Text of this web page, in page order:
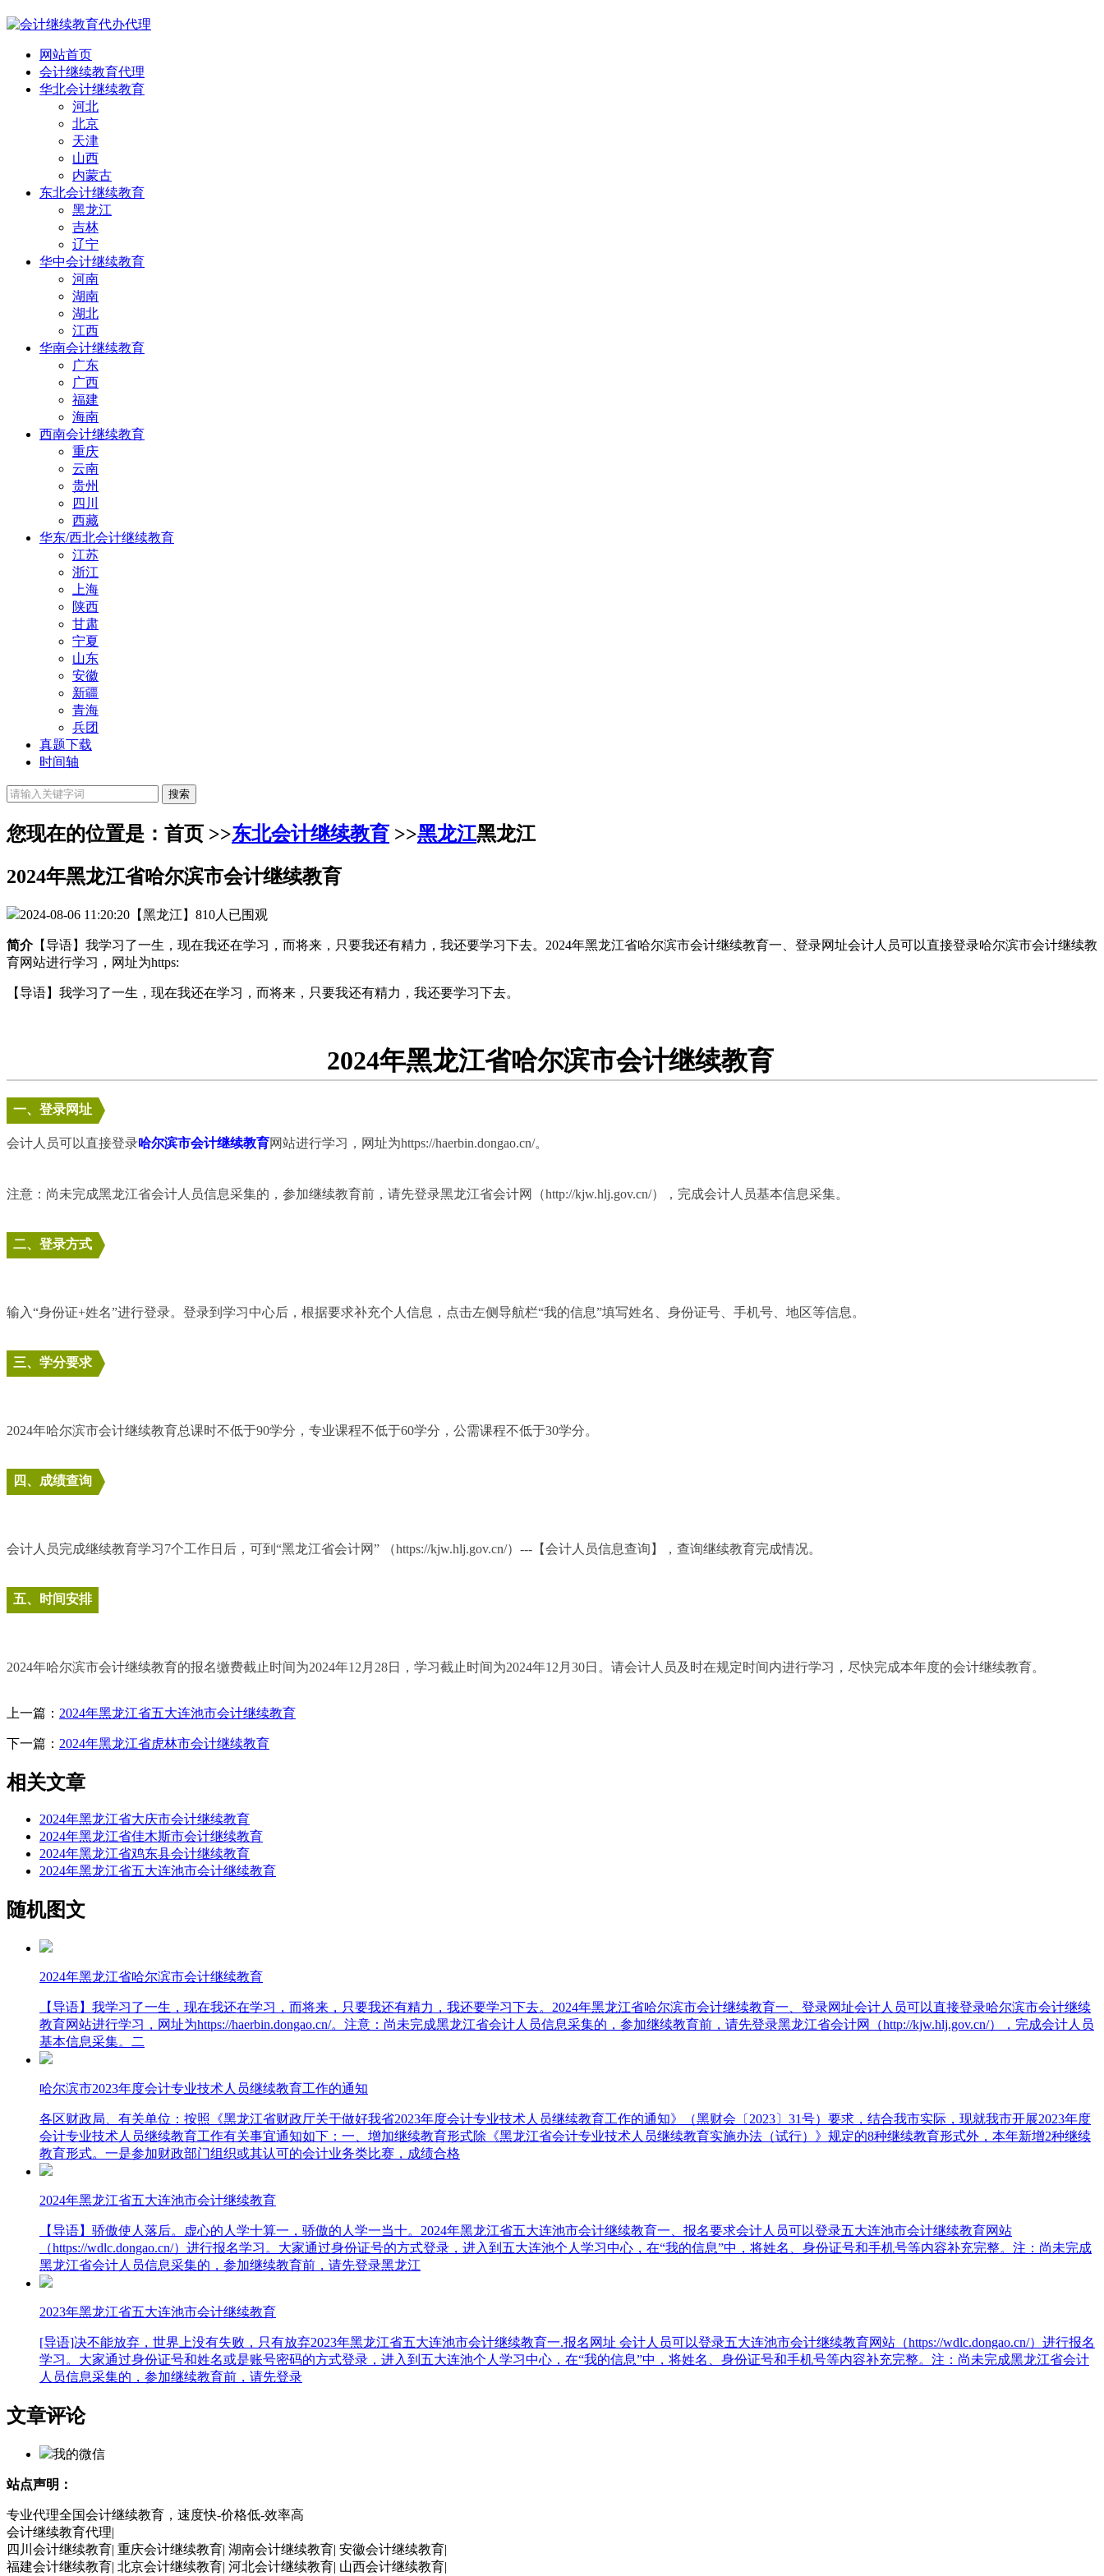
网站首页
会计继续教育代理
华北会计继续教育
河北
北京
天津
山西
内蒙古
东北会计继续教育
黑龙江
吉林
辽宁
华中会计继续教育
河南
湖南
湖北
江西
华南会计继续教育
广东
广西
福建
海南
西南会计继续教育
重庆
云南
贵州
四川
西藏
华东/西北会计继续教育
江苏
浙江
上海
陕西
甘肃
宁夏
山东
安徽
新疆
青海
兵团
真题下载
时间轴
您现在的位置是：首页 >>东北会计继续教育 >>黑龙江黑龙江
2024年黑龙江省哈尔滨市会计继续教育
2024-08-06 11:20:20 【黑龙江】 810人已围观
简介【导语】我学习了一生，现在我还在学习，而将来，只要我还有精力，我还要学习下去。2024年黑龙江省哈尔滨市会计继续教育一、登录网址会计人员可以直接登录哈尔滨市会计继续教
育网站进行学习，网址为https:
【导语】我学习了一生，现在我还在学习，而将来，只要我还有精力，我还要学习下去。
2024年黑龙江省哈尔滨市会计继续教育
一、登录网址
会计人员可以直接登录哈尔滨市会计继续教育网站进行学习，网址为https://haerbin.dongao.cn/。
注意：尚未完成黑龙江省会计人员信息采集的，参加继续教育前，请先登录黑龙江省会计网（http://kjw.hlj.gov.cn/），完成会计人员基本信息采集。
二、登录方式
输入“身份证+姓名”进行登录。登录到学习中心后，根据要求补充个人信息，点击左侧导航栏“我的信息”填写姓名、身份证号、手机号、地区等信息。
三、学分要求
2024年哈尔滨市会计继续教育总课时不低于90学分，专业课程不低于60学分，公需课程不低于30学分。
四、成绩查询
会计人员完成继续教育学习7个工作日后，可到“黑龙江省会计网” （https://kjw.hlj.gov.cn/）---【会计人员信息查询 】，查询继续教育完成情况。
五、时间安排
2024年哈尔滨市会计继续教育的报名缴费截止时间为2024年12月28日，学习截止时间为2024年12月30日。请会计人员及时在规定时间内进行学习，尽快完成本年度的会计继续教育。
上一篇： 2024年黑龙江省五大连池市会计继续教育
下一篇： 2024年黑龙江省虎林市会计继续教育
相关文章
2024年黑龙江省大庆市会计继续教育
2024年黑龙江省佳木斯市会计继续教育
2024年黑龙江省鸡东县会计继续教育
2024年黑龙江省五大连池市会计继续教育
随机图文
2024年黑龙江省哈尔滨市会计继续教育
【导语】我学习了一生，现在我还在学习，而将来，只要我还有精力，我还要学习下去。2024年黑龙江省哈尔滨市会计继续教育一、登录网址会计人员可以直接登录哈尔滨市会计继续
教育网站进行学习，网址为https://haerbin.dongao.cn/。注意：尚未完成黑龙江省会计人员信息采集的，参加继续教育前，请先登录黑龙江省会计网（http://kjw.hlj.gov.cn/），完成会计人员
基本信息采集。二
哈尔滨市2023年度会计专业技术人员继续教育工作的通知
各区财政局、有关单位：按照《黑龙江省财政厅关于做好我省2023年度会计专业技术人员继续教育工作的通知》（黑财会〔2023〕31号）要求，结合我市实际，现就我市开展2023年度
会计专业技术人员继续教育工作有关事宜通知如下：一、增加继续教育形式除《黑龙江省会计专业技术人员继续教育实施办法（试行）》规定的8种继续教育形式外，本年新增2种继续
教育形式。一是参加财政部门组织或其认可的会计业务类比赛，成绩合格
2024年黑龙江省五大连池市会计继续教育
【导语】骄傲使人落后。虚心的人学十算一，骄傲的人学一当十。2024年黑龙江省五大连池市会计继续教育一、报名要求会计人员可以登录五大连池市会计继续教育网站
（https://wdlc.dongao.cn/）进行报名学习。大家通过身份证号的方式登录，进入到五大连池个人学习中心，在“我的信息”中，将姓名、身份证号和手机号等内容补充完整。注：尚未完成
黑龙江省会计人员信息采集的，参加继续教育前，请先登录黑龙江
2023年黑龙江省五大连池市会计继续教育
[导语]决不能放弃，世界上没有失败，只有放弃2023年黑龙江省五大连池市会计继续教育一.报名网址 会计人员可以登录五大连池市会计继续教育网站（https://wdlc.dongao.cn/）进行报名
学习。大家通过身份证号和姓名或是账号密码的方式登录，进入到五大连池个人学习中心，在“我的信息”中，将姓名、身份证号和手机号等内容补充完整。注：尚未完成黑龙江省会计
人员信息采集的，参加继续教育前，请先登录
文章评论
我的微信
站点声明：
专业代理全国会计继续教育，速度快-价格低-效率高
会计继续教育代理|
四川会计继续教育| 重庆会计继续教育| 湖南会计继续教育| 安徽会计继续教育|
福建会计继续教育| 北京会计继续教育| 河北会计继续教育| 山西会计继续教育|